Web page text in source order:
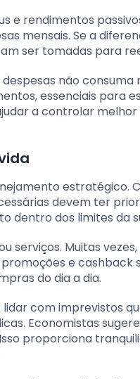
e rendimentos
mensais. Se a
ser tomadas para
não consuma
essenciais para
a controlar melhor
estratégico.
devem ter
dentro dos limites da
serviços. Muitas
e cashback
do dia a dia.
com imprevistos
Economistas
proporciona